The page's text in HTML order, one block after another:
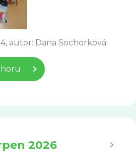
autor: Dana Sochorková
2026